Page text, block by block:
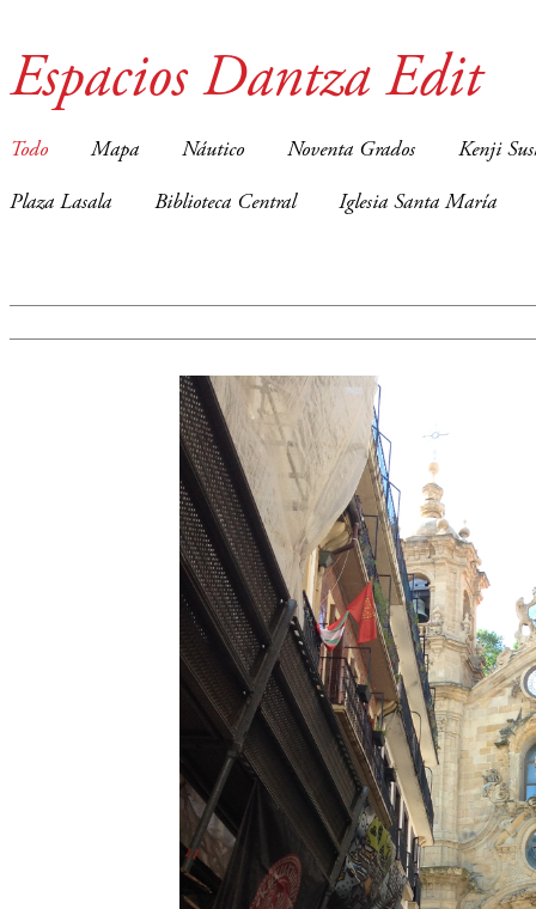
Espacios Dantza Edit
Todo Mapa Náutico Noventa Grados Kenji
Plaza Lasala Biblioteca Central Iglesia Santa María